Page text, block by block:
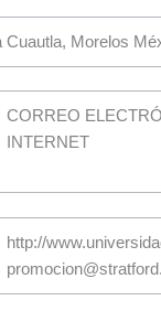
Cuautla, Morelos
CORREO
INTERNET
http://